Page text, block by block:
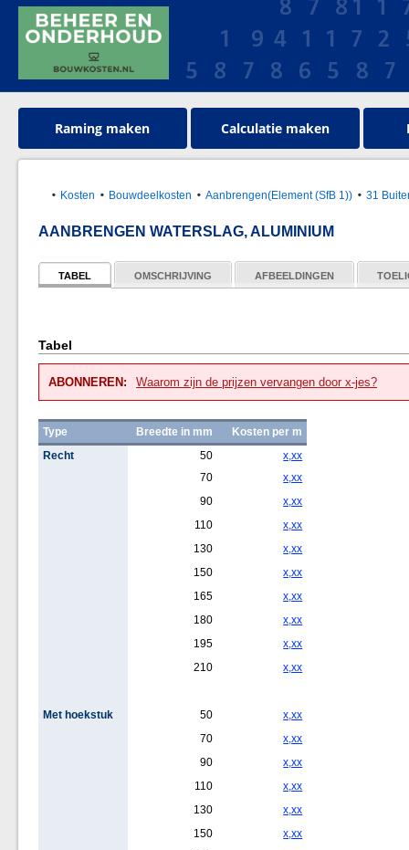
Raming maken Calculatie maken
Kosten Bouwdeelkosten Aanbrengen(Element (SfB 1)) 31
AANBRENGEN WATERSLAG, ALUMINIUM
TABEL OMSCHRIJVING AFBEELDINGEN
Tabel
ABONNEREN: Waarom zijn de prijzen vervangen door x-jes?
Type Breedte in mm
Kosten per m
Recht
50
x,xx
70
x,xx
90
x,xx
110
x,xx
130
x,xx
150
x,xx
165
x,xx
180
x,xx
195
x,xx
210
x,xx
Met hoekstuk 50
x,xx
70
x,xx
90
x,xx
110
x,xx
130
x,xx
150
x,xx